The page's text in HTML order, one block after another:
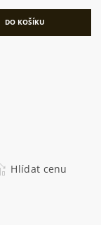
Hlídat cenu